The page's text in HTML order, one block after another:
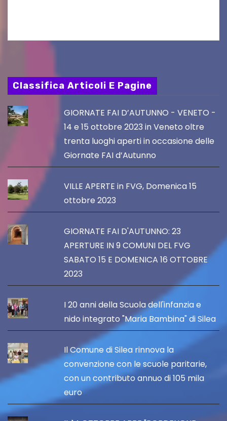
Classifica Articoli E Pagine
GIORNATE FAI D’AUTUNNO - VENETO -
14 e 15 ottobre 2023 in Veneto oltre
trenta luoghi aperti in occasione delle
Giornate FAI d’Autunno
VILLE APERTE in FVG, Domenica 15
ottobre 2023
GIORNATE FAI D'AUTUNNO: 23
APERTURE IN 9 COMUNI DEL FVG
SABATO 15 E DOMENICA 16 OTTOBRE
2023
I 20 anni della Scuola dell'infanzia e
nido integrato "Maria Bambina" di Silea
Il Comune di Silea rinnova la
convenzione con le scuole paritarie,
con un contributo annuo di 105 mila
euro